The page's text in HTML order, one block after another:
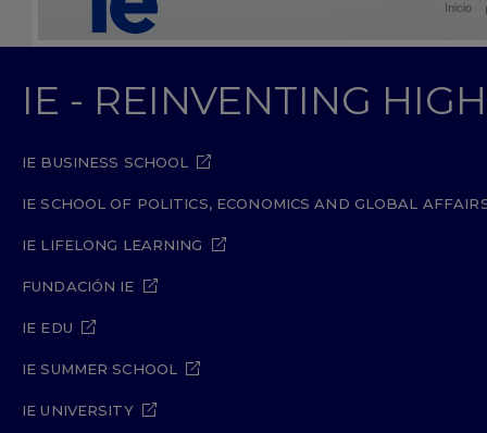
Inicio
IE - REINVENTING
IE BUSINESS SCHOOL
IE SCHOOL OF POLITICS, ECONOMICS AND GLOBAL
IE LIFELONG LEARNING
FUNDACIÓN IE
IE EDU
IE SUMMER SCHOOL
IE UNIVERSITY